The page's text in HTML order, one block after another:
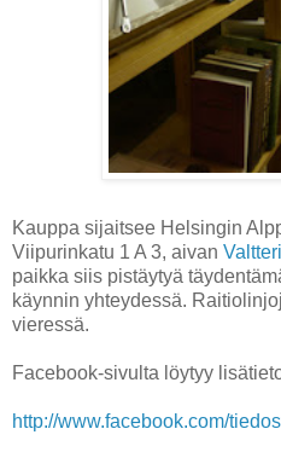
Kauppa sijaitsee Helsingin
Viipurinkatu 1 A 3, aivan
paikka siis pistäytyä
käynnin yhteydessä.
vieressä.
Facebook-sivulta löytyy
http://www.facebook.com/